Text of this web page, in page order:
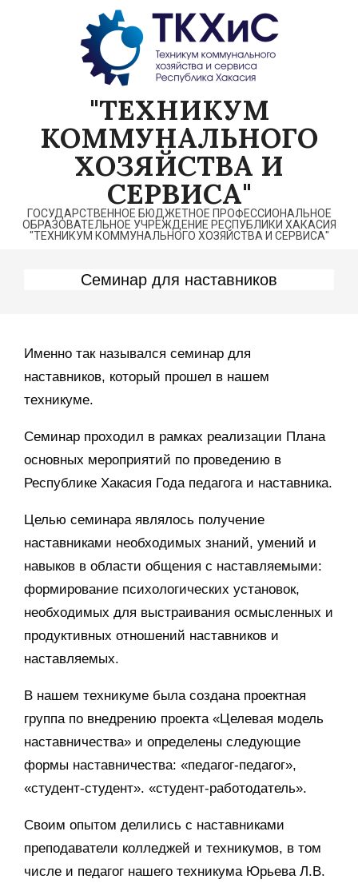
"ТЕХНИКУМ
КОММУНАЛЬНОГО
ХОЗЯЙСТВА И
СЕРВИСА"
ГОСУДАРСТВЕННОЕ БЮДЖЕТНОЕ ПРОФЕССИОНАЛЬНОЕ
ОБРАЗОВАТЕЛЬНОЕ УЧРЕЖДЕНИЕ РЕСПУБЛИКИ ХАКАСИЯ
"ТЕХНИКУМ КОММУНАЛЬНОГО ХОЗЯЙСТВА И СЕРВИСА"
Семинар для наставников
Именно так назывался семинар для
наставников, который прошел в нашем
техникуме.
Семинар проходил в рамках реализации Плана
основных мероприятий по проведению в
Республике Хакасия Года педагога и наставника.
Целью семинара являлось получение
наставниками необходимых знаний, умений и
навыков в области общения с наставляемыми:
формирование психологических установок,
необходимых для выстраивания осмысленных и
продуктивных отношений наставников и
наставляемых.
В нашем техникуме была создана проектная
группа по внедрению проекта «Целевая модель
наставничества» и определены следующие
формы наставничества: «педагог-педагог»,
«студент-студент». «студент-работодатель».
Своим опытом делились с наставниками
преподаватели колледжей и техникумов, в том
числе и педагог нашего техникума Юрьева Л.В.